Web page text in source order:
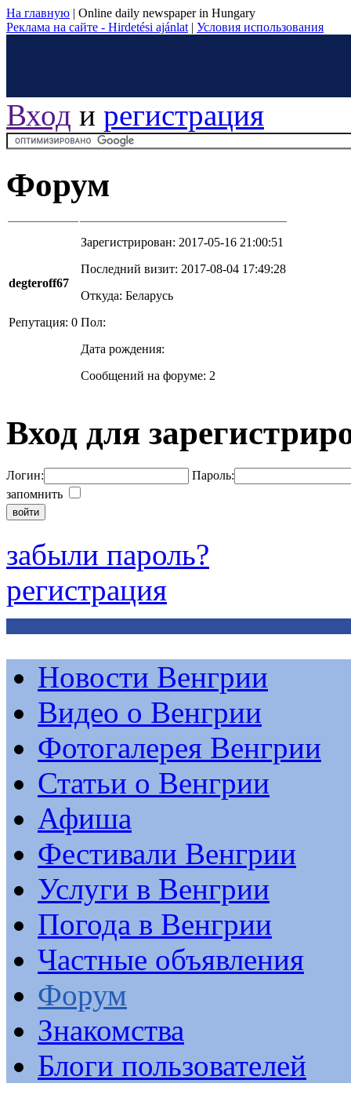
На главную | Online daily newspaper in Hungary
Реклама на сайте - Hirdetési ajánlat | Условия использования
Вход и регистрация
Форум
degteroff67
Репутация: 0
Зарегистрирован: 2017-05-16 21:00:51
Последний визит: 2017-08-04 17:49:28
Откуда: Беларусь
Пол:
Дата рождения:
Сообщений на форуме: 2
Вход для
Логин:
Пароль:
запомнить
забыли пароль?
регистрация
Новости Венгрии
Видео о Венгрии
Фотогалерея Венгрии
Статьи о Венгрии
Афиша
Фестивали Венгрии
Услуги в Венгрии
Погода в Венгрии
Частные объявления
Форум
Знакомства
Блоги пользователей